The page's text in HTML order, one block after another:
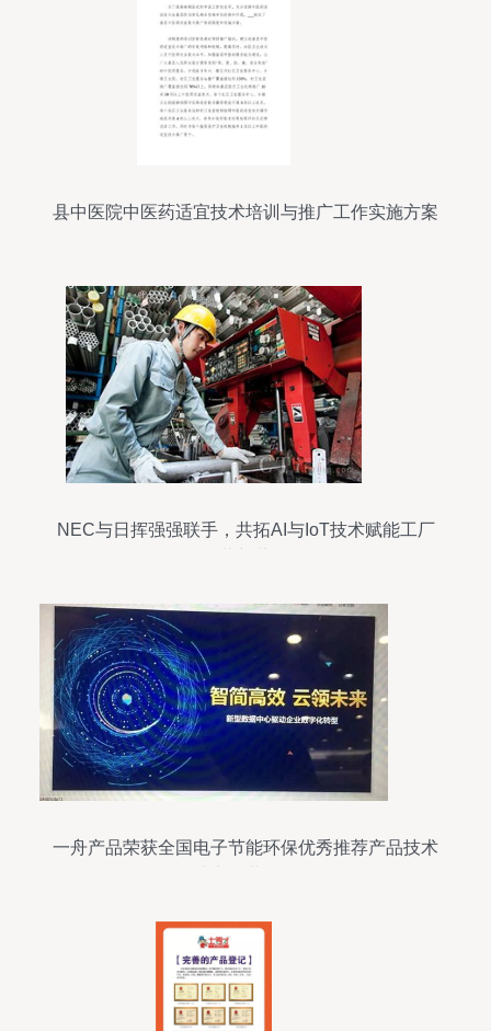
县中医院中医药适宜技术培训与推广工作实施方案
NEC与日挥强强联手，共拓AI与IoT技术赋能工厂
一舟产品荣获全国电子节能环保优秀推荐产品技术